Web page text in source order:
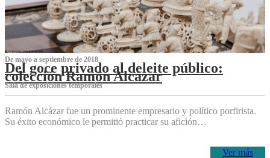
De mayo a septiembre de 2018
Del goce privado al deleite público:
colección Ramón Alcázar
Sala de exposiciones temporales
Ramón Alcázar fue un prominente empresario y político porfirista.
Su éxito económico le permitió practicar su afición…
Ver más